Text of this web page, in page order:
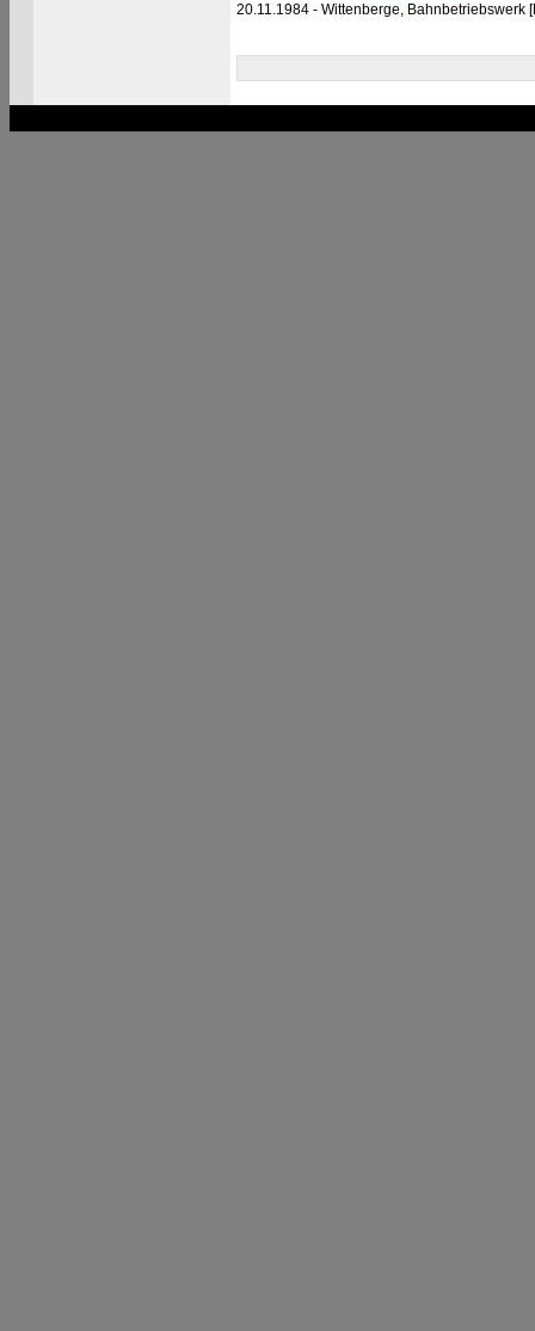
20.11.1984 - Wittenberge, Bahnbetriebswerk